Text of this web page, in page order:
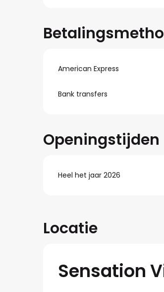
American Express
Bank transfers
Openingstijden
Heel het jaar 2026
Locatie
Sensation